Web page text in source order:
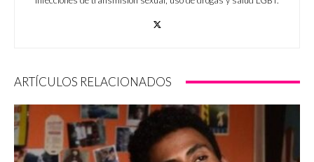
ARTÍCULOS RELACIONADOS